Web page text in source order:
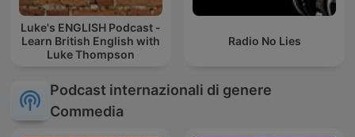
Luke's ENGLISH Podcast -
Learn British English with
Luke Thompson
Radio No Lies
Podcast internazionali di genere
Commedia